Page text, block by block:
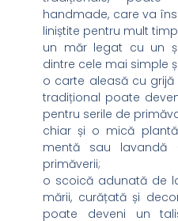
handmade, care va
liniștite pentru mult
un măr legat cu un
dintre cele mai simple
o carte aleasă cu
tradițional poate
pentru serile de
chiar și o mică
mentă sau lavandă
primăverii;
o scoică adunată de
mării, curățată și
poate deveni un